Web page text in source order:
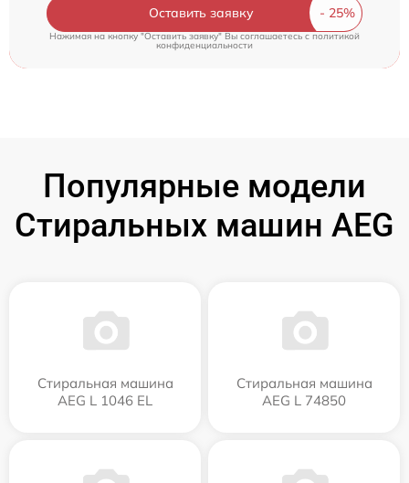
Оставить заявку
Нажимая на кнопку "Оставить заявку" Вы соглашаетесь cполитикой
конфиденциальности
Популярные модели
Стиральных машин AEG
Стиральная машина
AEG L 1046 EL
Стиральная машина
AEG L 74850